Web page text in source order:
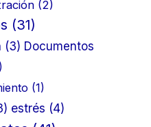
(2)
(31)
(3) Documentos
(1)
estrés (4)